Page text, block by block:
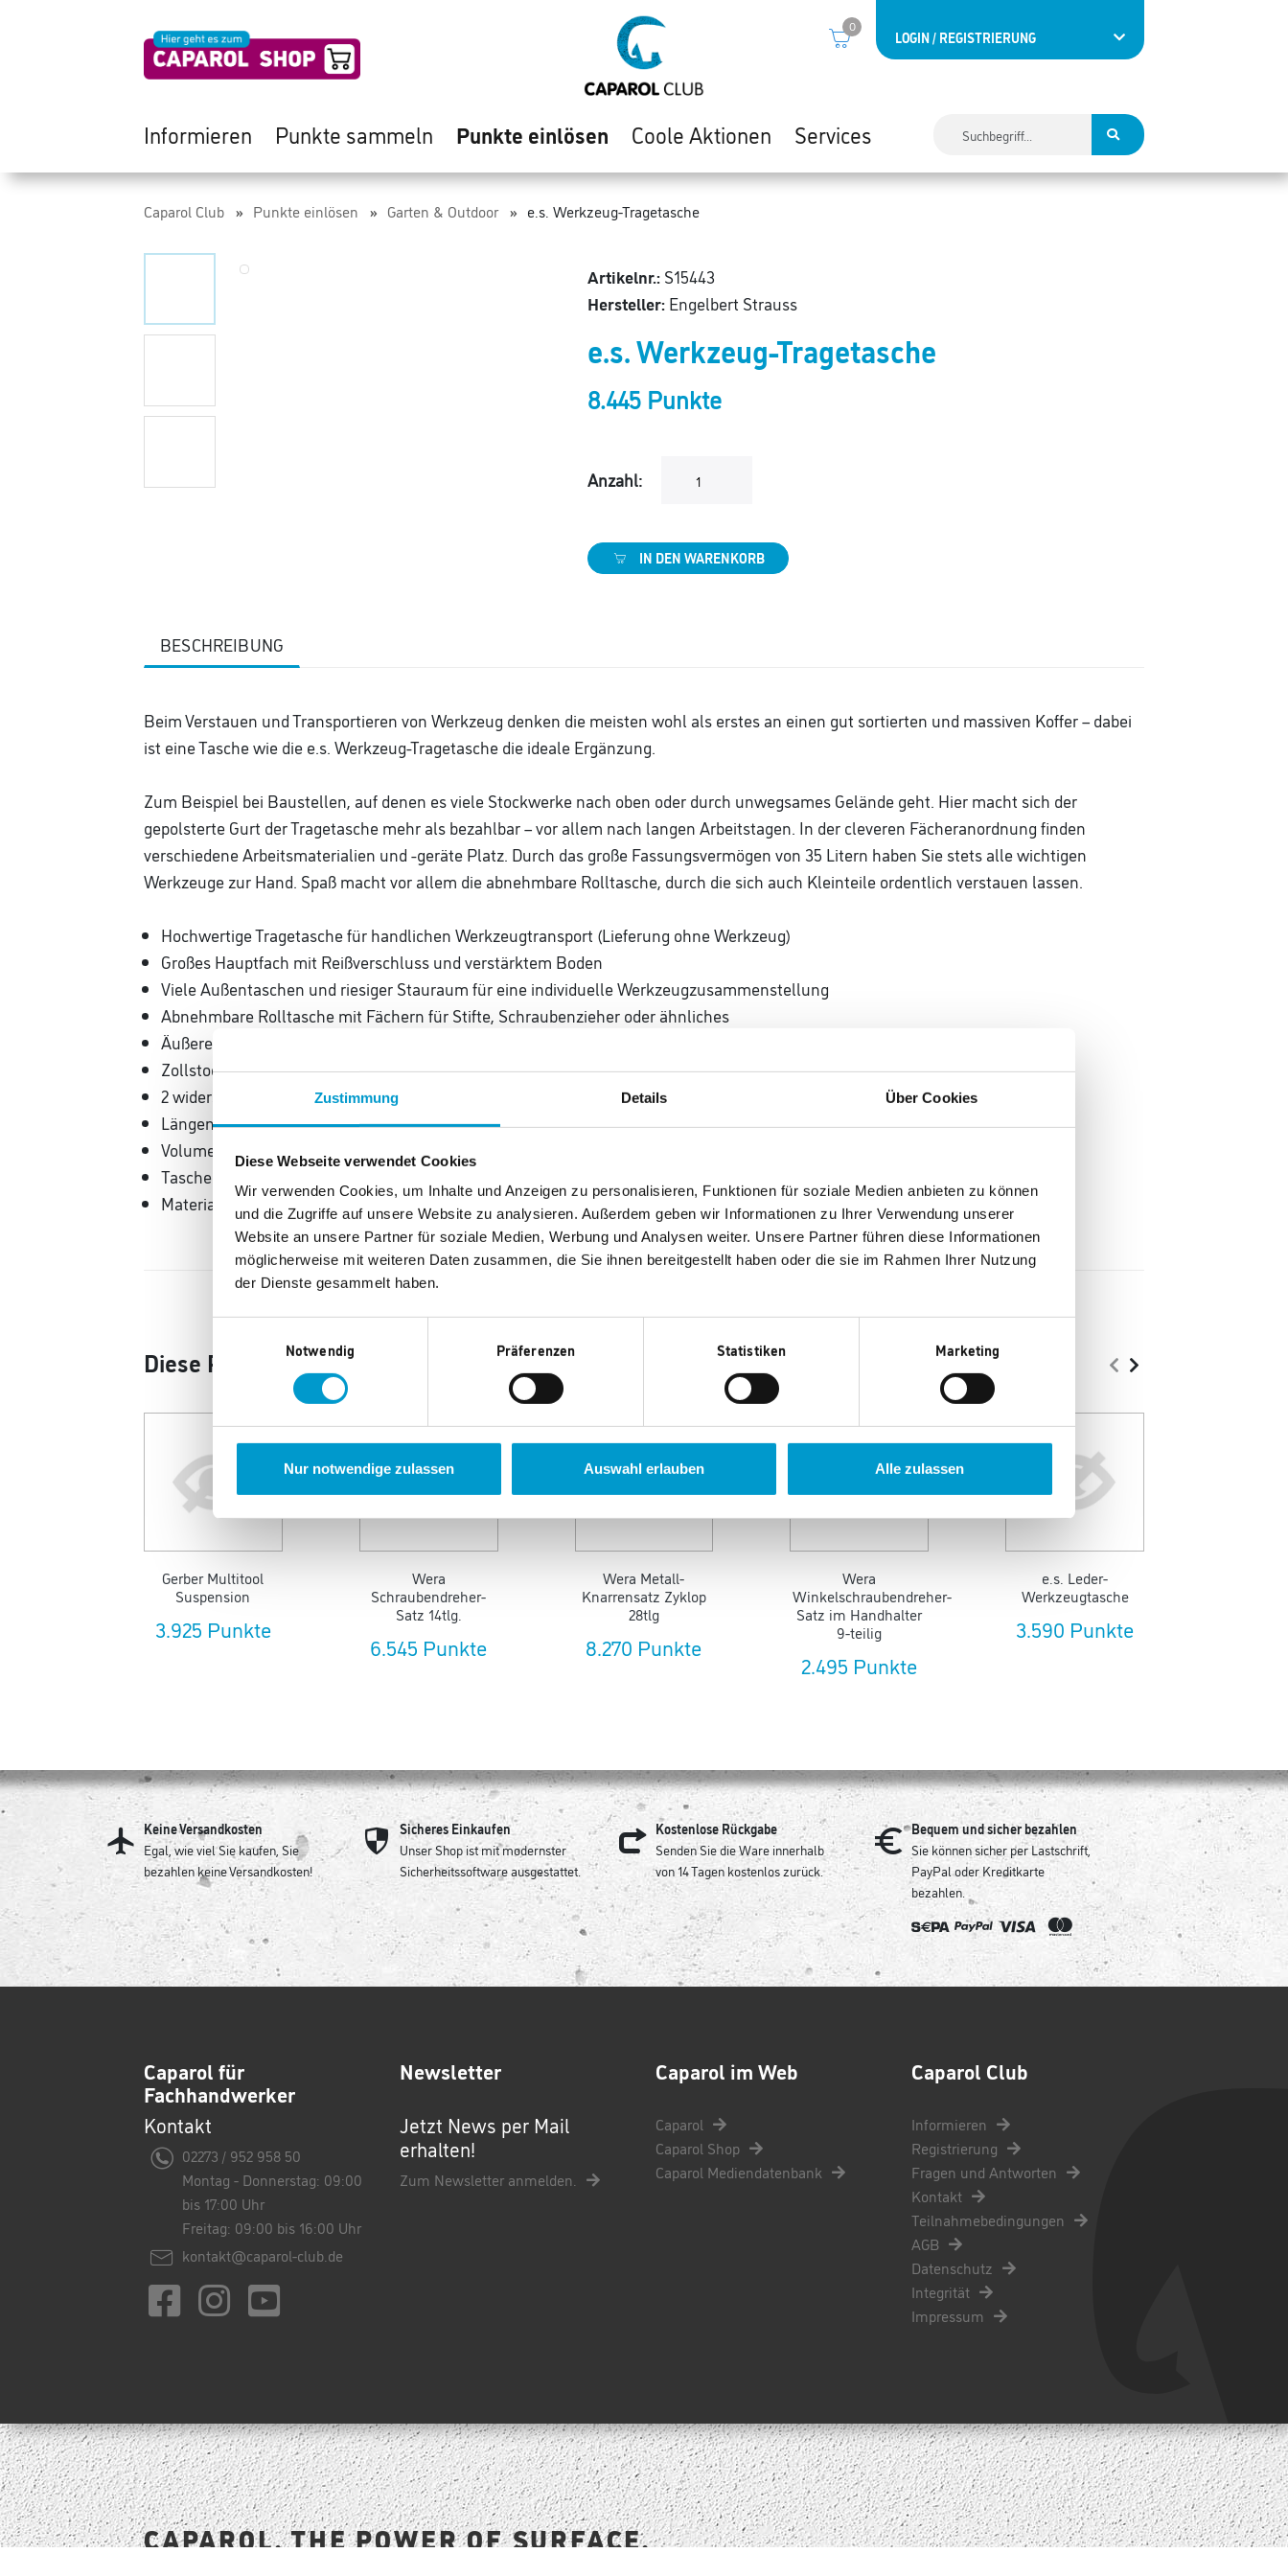
Zustimmung Details Über Cookies
Diese Webseite verwendet Cookies
Wir verwenden Cookies, um Inhalte und Anzeigen zu personalisieren, Funktionen für soziale Medien anbieten zu können
und die Zugriffe auf unsere Website zu analysieren. Außerdem geben wir Informationen zu Ihrer Verwendung unserer
Website an unsere Partner für soziale Medien, Werbung und Analysen weiter. Unsere Partner führen diese Informationen
möglicherweise mit weiteren Daten zusammen, die Sie ihnen bereitgestellt haben oder die sie im Rahmen Ihrer Nutzung
der Dienste gesammelt haben.
Notwendig Präferenzen Statistiken Marketing
Nur notwendige zulassen Auswahl erlauben Alle zulassen
0
LOGIN / REGISTRIERUNG
Informieren Punkte sammeln Punkte einlösen Coole Aktionen Services
Caparol Club Punkte einlösen Garten & Outdoor e.s. Werkzeug-Tragetasche
Artikelnr.: S15443
Hersteller: Engelbert Strauss
e.s. Werkzeug-Tragetasche
8.445 Punkte
Anzahl:
IN DEN WARENKORB
BESCHREIBUNG
Beim Verstauen und Transportieren von Werkzeug denken die meisten wohl als erstes an einen gut sortierten und massiven Koffer – dabei
ist eine Tasche wie die e.s. Werkzeug-Tragetasche die ideale Ergänzung.
Zum Beispiel bei Baustellen, auf denen es viele Stockwerke nach oben oder durch unwegsames Gelände geht. Hier macht sich der
gepolsterte Gurt der Tragetasche mehr als bezahlbar – vor allem nach langen Arbeitstagen. In der cleveren Fächeranordnung finden
verschiedene Arbeitsmaterialien und -geräte Platz. Durch das große Fassungsvermögen von 35 Litern haben Sie stets alle wichtigen
Werkzeuge zur Hand. Spaß macht vor allem die abnehmbare Rolltasche, durch die sich auch Kleinteile ordentlich verstauen lassen.
Hochwertige Tragetasche für handlichen Werkzeugtransport (Lieferung ohne Werkzeug)
Großes Hauptfach mit Reißverschluss und verstärktem Boden
Viele Außentaschen und riesiger Stauraum für eine individuelle Werkzeugzusammenstellung
Abnehmbare Rolltasche mit Fächern für Stifte, Schraubenzieher oder ähnliches
Äußere Dokumententasche mit Reißverschluss
Zollstocktasche mit Reißverschluss
2 widerstandsfähige Tragegriffe mit Kunststoffverstärkung
Längenverstellbarer und gepolsterter Schultergurt für optimalen Tragekomfort
Volumen: 35 Liter
Taschenmaße (BxHxT) ca. 330 x 500 x 230 mm
Material: 100 % Polyester (ca. 220 g/m²)
Diese Produkte könnten Ihnen auch gefallen.
Gerber Multitool
Suspension
3.925 Punkte
Wera
Schraubendreher-
Satz 14tlg.
6.545 Punkte
Wera Metall-
Knarrensatz Zyklop
28tlg
8.270 Punkte
Wera
Winkelschraubendreher-
Satz im Handhalter
9-teilig
2.495 Punkte
e.s. Leder-
Werkzeugtasche
3.590 Punkte
Keine Versandkosten
Egal, wie viel Sie kaufen, Sie
bezahlen keine Versandkosten!
Sicheres Einkaufen
Unser Shop ist mit modernster
Sicherheitssoftware ausgestattet.
Kostenlose Rückgabe
Senden Sie die Ware innerhalb
von 14 Tagen kostenlos zurück.
Bequem und sicher bezahlen
Sie können sicher per Lastschrift,
PayPal oder Kreditkarte
bezahlen.
Caparol für
Fachhandwerker
Kontakt
02273 / 952 958 50
Montag - Donnerstag: 09:00
bis 17:00 Uhr
Freitag: 09:00 bis 16:00 Uhr
kontakt@caparol-club.de
Newsletter
Jetzt News per Mail
erhalten!
Zum Newsletter anmelden.
Caparol im Web
Caparol
Caparol Shop
Caparol Mediendatenbank
Caparol Club
Informieren
Registrierung
Fragen und Antworten
Kontakt
Teilnahmebedingungen
AGB
Datenschutz
Integrität
Impressum
CAPAROL. THE POWER OF SURFACE.